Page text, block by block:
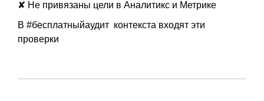
✘ Не привязаны цели в Аналитикс и Метрике
В #бесплатныйаудит контекста входят эти
проверки